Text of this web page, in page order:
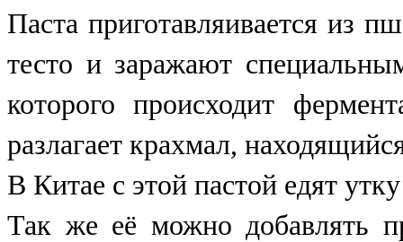
Паста приготавляивается из
тесто и заражают
которого происходит
разлагает крахмал,
В Китае с этой пастой едят
Так же её можно добавлять